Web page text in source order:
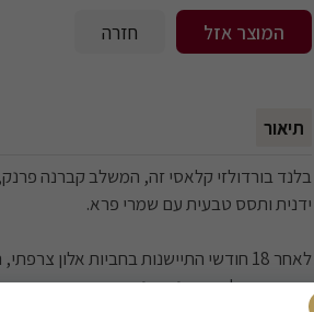
המוצר אזל חזרה
תיאור
בלנד בורדולזי קלאסי זה, המשלב קברנה פרנק,
ידנית ותסס טבעית עם שמרי פרא.
לאחר 18 חודשי התיישנות בחביות אלון
מורכבות של דובדבני וישניאק ופריחת הדרים.